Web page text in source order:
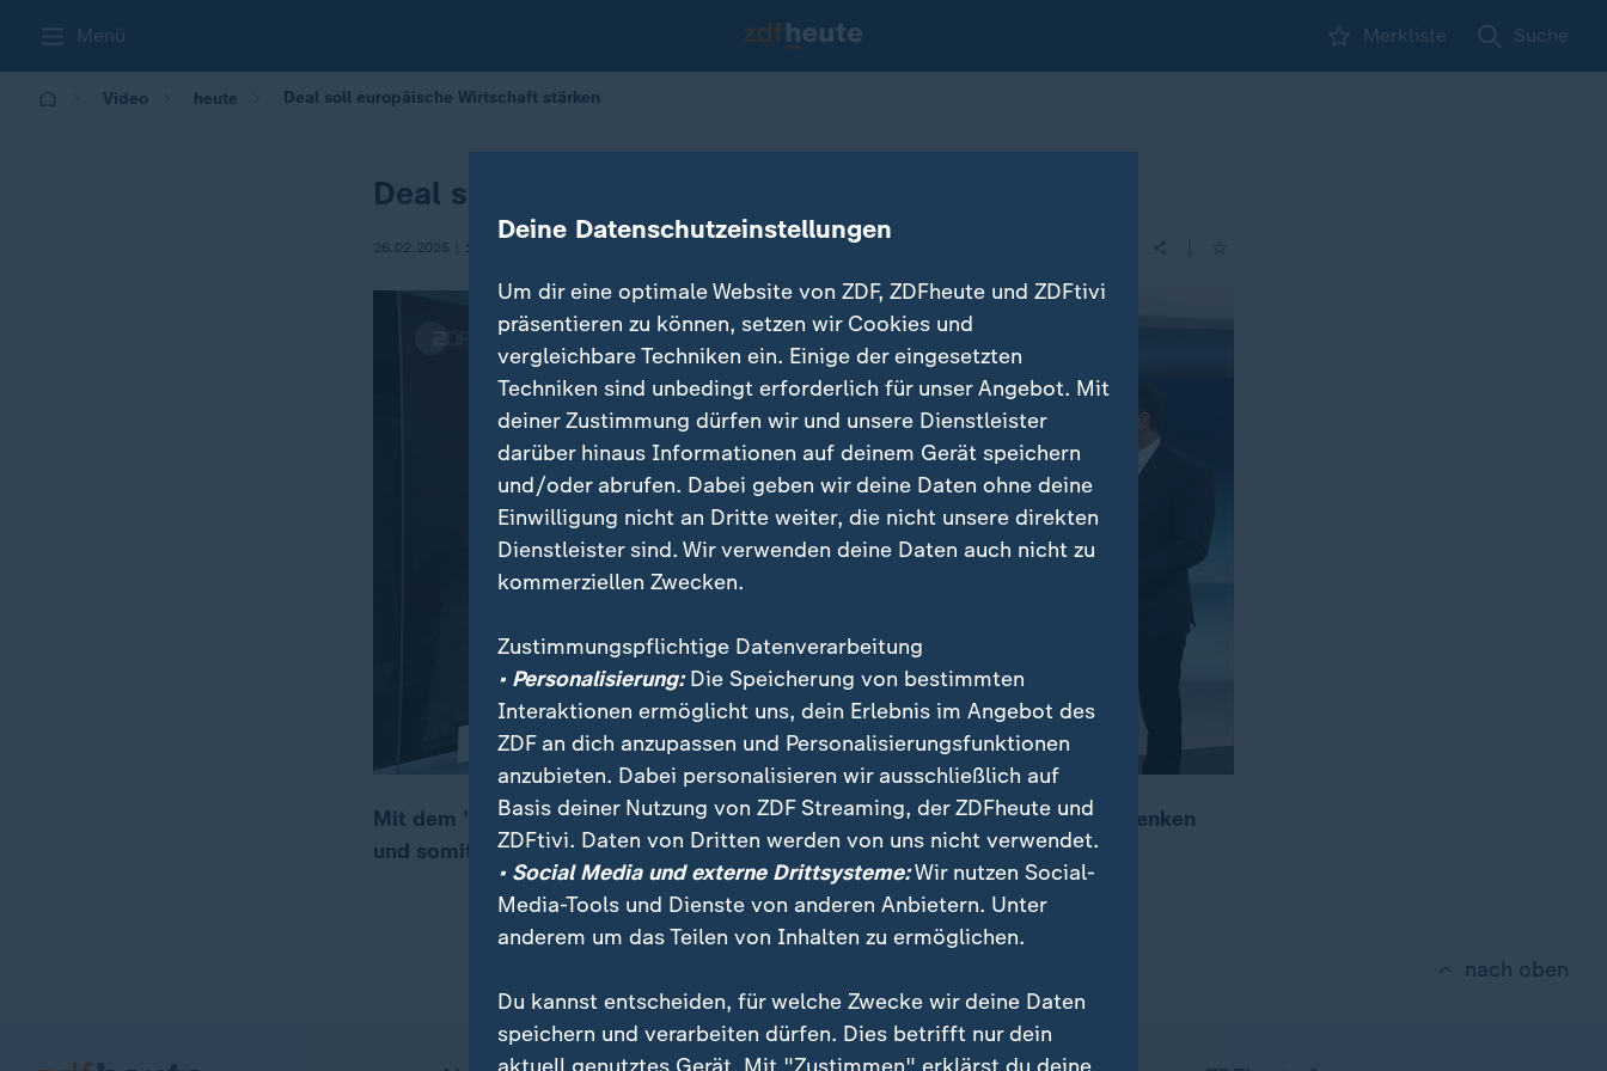
Menü Merkliste Suche
Video heute Deal soll europäische Wirtschaft stärken
Deal soll europäische Wirtschaft stärken
26.02.2025 | 19:00
00:23 01:39
Mit dem "Clean Industrial Deal" will die EU-Kommission die Energiepreise senken
und somit die Wirtschaft in Europa stärken.
nach oben
Deine Datenschutzeinstellungen
Um dir eine optimale Website von ZDF, ZDFheute und ZDFtivi
präsentieren zu können, setzen wir Cookies und
vergleichbare Techniken ein. Einige der eingesetzten
Techniken sind unbedingt erforderlich für unser Angebot. Mit
deiner Zustimmung dürfen wir und unsere Dienstleister
darüber hinaus Informationen auf deinem Gerät speichern
und/oder abrufen. Dabei geben wir deine Daten ohne deine
Einwilligung nicht an Dritte weiter, die nicht unsere direkten
Dienstleister sind. Wir verwenden deine Daten auch nicht zu
kommerziellen Zwecken.
Zustimmungspflichtige Datenverarbeitung
• Personalisierung:Die Speicherung von bestimmten
Interaktionen ermöglicht uns, dein Erlebnis im Angebot des
ZDF an dich anzupassen und Personalisierungsfunktionen
anzubieten. Dabei personalisieren wir ausschließlich auf
Basis deiner Nutzung von ZDF Streaming, der ZDFheute und
ZDFtivi. Daten von Dritten werden von uns nicht verwendet.
• Social Media und externe Drittsysteme:Wir nutzen Social-
Media-Tools und Dienste von anderen Anbietern. Unter
anderem um das Teilen von Inhalten zu ermöglichen.
Du kannst entscheiden, für welche Zwecke wir deine Daten
speichern und verarbeiten dürfen. Dies betrifft nur dein